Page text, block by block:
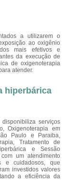
a utilizarem o
ao oxigênio
mais efetivos e
da execução de
de oxigenoterapia
atender.
hiperbárica
serviços
Oxigenoterapia em
Paulo e Paraiba,
Tratamento de
e Sessão
um atendimento
e cuidadosos, que
investidos valores
a eficiência da